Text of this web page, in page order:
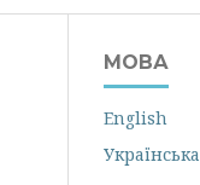
МОВА
English
Українська